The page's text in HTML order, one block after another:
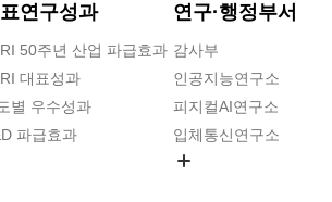
연구성과
50주년 산업 파급효과
대표성과
별 우수성과
파급효과
연구·행정부서
감사부
인공지능연구소
피지컬AI연구소
입체통신연구소